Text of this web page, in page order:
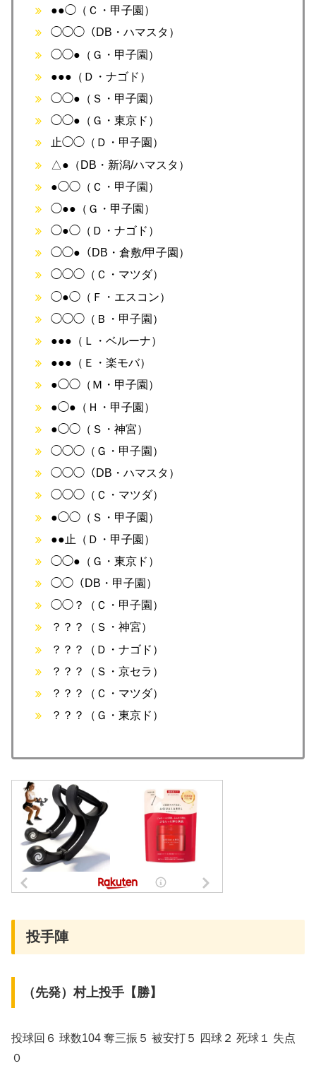
●●◯（Ｃ・甲子園）
◯◯◯（DB・ハマスタ）
◯◯●（Ｇ・甲子園）
●●●（Ｄ・ナゴド）
◯◯●（Ｓ・甲子園）
◯◯●（Ｇ・東京ド）
止◯◯（Ｄ・甲子園）
△●（DB・新潟/ハマスタ）
●◯◯（Ｃ・甲子園）
◯●●（Ｇ・甲子園）
◯●◯（Ｄ・ナゴド）
◯◯●（DB・倉敷/甲子園）
◯◯◯（Ｃ・マツダ）
◯●◯（Ｆ・エスコン）
◯◯◯（Ｂ・甲子園）
●●●（Ｌ・ベルーナ）
●●●（Ｅ・楽モバ）
●◯◯（Ｍ・甲子園）
●◯●（Ｈ・甲子園）
●◯◯（Ｓ・神宮）
◯◯◯（Ｇ・甲子園）
◯◯◯（DB・ハマスタ）
◯◯◯（Ｃ・マツダ）
●◯◯（Ｓ・甲子園）
●●止（Ｄ・甲子園）
◯◯●（Ｇ・東京ド）
◯◯（DB・甲子園）
◯◯？（Ｃ・甲子園）
？？？（Ｓ・神宮）
？？？（Ｄ・ナゴド）
？？？（Ｓ・京セラ）
？？？（Ｃ・マツダ）
？？？（Ｇ・東京ド）
投手陣
（先発）村上投手【勝】
投球回６ 球数104 奪三振５ 被安打５ 四球２ 死球１ 失点
０